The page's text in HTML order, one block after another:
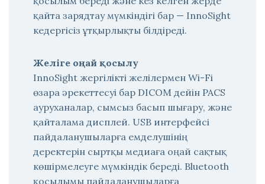
қайта зарядтау мүмкіндігі бар — InnoSight
кедергісіз ұтқырлықты білдіреді.
Желіге оңай қосылу
InnoSight жергілікті желілермен Wi-Fi
өзара әрекеттесуі бар DICOM дейін PACS
ауруханалар, сымсыз басып шығару, және
қайталама дисплей. USB интерфейсі
пайдаланушыларға емделушінің
деректерін сыртқы медиаға оңай сақтық
көшірмелеуге мүмкіндік береді. Bluetooth
қосылымы пайдаланушыларға